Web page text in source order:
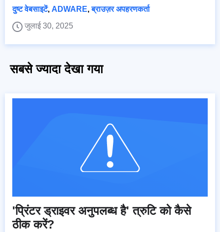
दुष्ट वेबसाइटें, ADWARE,ब्राउज़र अपहरणकर्ता
जुलाई 30, 2025
सबसे ज्यादा देखा गया
'प्रिंटर ड्राइवर अनुपलब्ध है' त्रुटि को कैसे
ठीक करें?